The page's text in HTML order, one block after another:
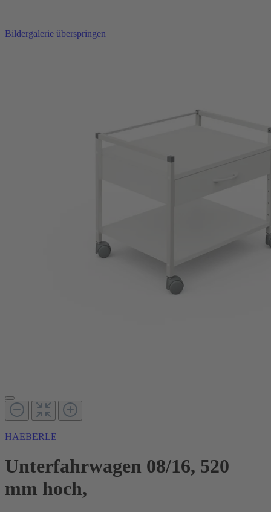
Bildergalerie überspringen
HAEBERLE
Unterfahrwagen 08/16, 520
mm hoch,